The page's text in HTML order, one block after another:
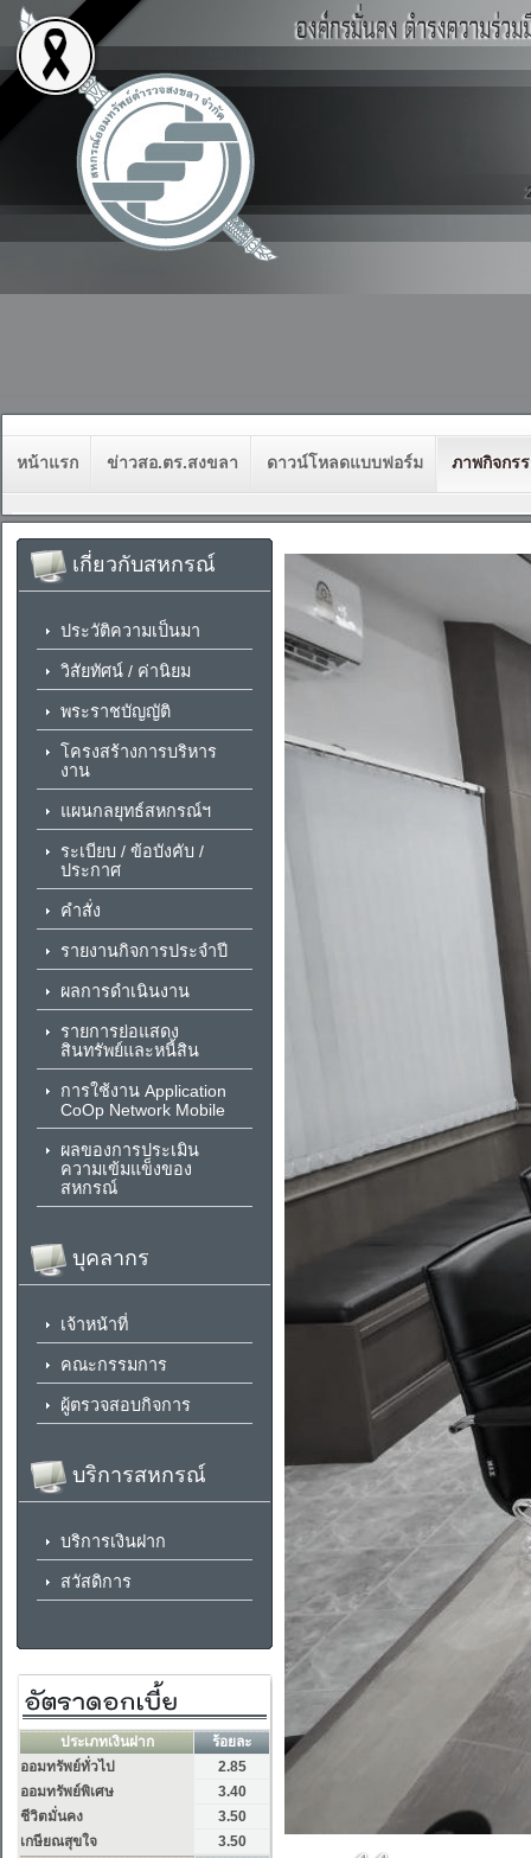
หน้าแรก ข่าวสอ.ตร.สงขลา ดาวน์โหลดแบบฟอร์ม ภาพกิจกร
เกี่ยวกับสหกรณ์
ประวัติความเป็นมา
วิสัยทัศน์ / ค่านิยม
พระราชบัญญัติ
โครงสร้างการบริหาร
งาน
แผนกลยุทธ์สหกรณ์ฯ
ระเบียบ / ข้อบังคับ /
ประกาศ
คำสั่ง
รายงานกิจการประจำปี
ผลการดำเนินงาน
รายการย่อแสดง
สินทรัพย์และหนี้สิน
การใช้งาน Application
CoOp Network Mobile
ผลของการประเมิน
ความเข้มแข็งของ
สหกรณ์
บุคลากร
เจ้าหน้าที่
คณะกรรมการ
ผู้ตรวจสอบกิจการ
บริการสหกรณ์
บริการเงินฝาก
สวัสดิการ